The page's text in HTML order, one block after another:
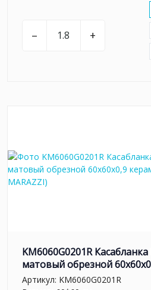
– +
KM6060G0201R
матовый обрезной
Артикул: KM6060G0201R